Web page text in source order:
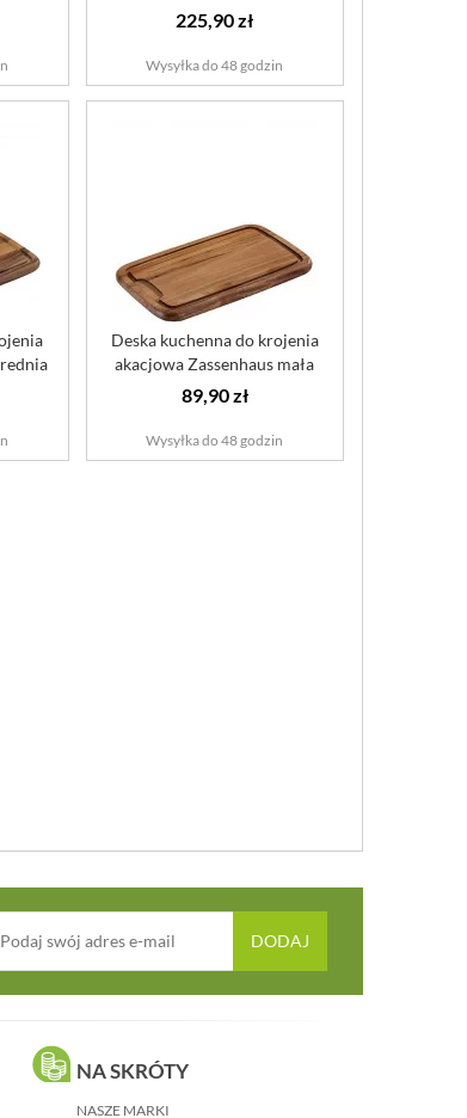
225,90 zł
Wysyłka do 48 godzin
Deska kuchenna do krojenia
akacjowa Zassenhaus mała
89,90 zł
Wysyłka do 48 godzin
DODAJ
NA SKRÓTY
NASZE MARKI